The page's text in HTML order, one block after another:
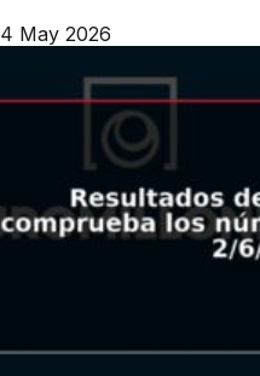
4 May 2026